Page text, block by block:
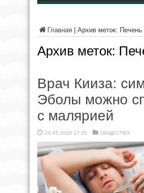
Главная Архив меток: Печень
Архив меток:
Врач Кииза:
Эболы можно
с малярией
24.05.2026 17:25 ОБЩЕСТВО